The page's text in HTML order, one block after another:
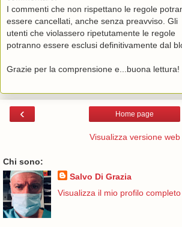
I commenti che non rispettano le regole
essere cancellati, anche senza preavviso. Gli
utenti che violassero ripetutamente le regole
potranno essere esclusi definitivamente dal
Grazie per la comprensione e...buona lettura!
‹ Home page
Visualizza versione web
Chi sono:
Salvo Di Grazia
Visualizza il mio profilo completo